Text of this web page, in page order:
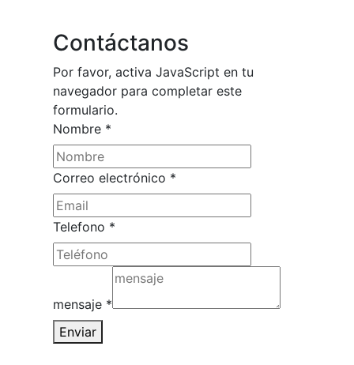
Contáctanos
Por favor, activa JavaScript en tu
navegador para completar este
formulario.
Nombre *
Correo electrónico *
Telefono *
electrónico
mensaje *
Enviar